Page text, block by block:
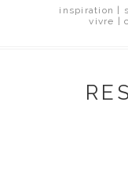
inspiration |
vivre |